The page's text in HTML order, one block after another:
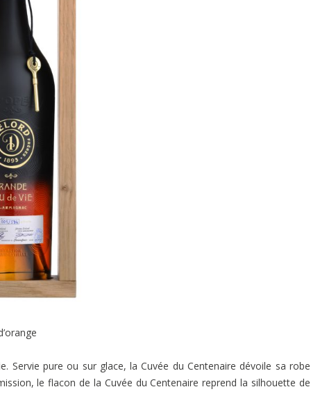
Servie pure ou sur glace, la Cuvée du Centenaire dévoile sa robe
le flacon de la Cuvée du Centenaire reprend la silhouette de